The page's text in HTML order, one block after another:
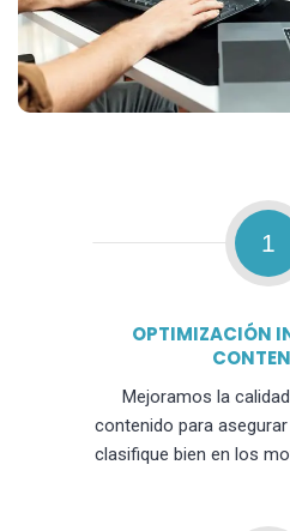
1
OPTIMIZACIÓN
Mejoramos la
contenido para
clasifique bien en los